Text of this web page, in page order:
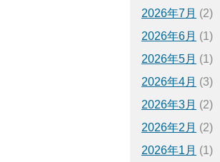
2026年7月 (2)
2026年6月 (1)
2026年5月 (1)
2026年4月 (3)
2026年3月 (2)
2026年2月 (2)
2026年1月 (1)